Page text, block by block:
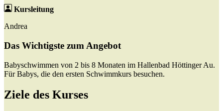
Kursleitung
Andrea
Das Wichtigste zum Angebot
Babyschwimmen von 2 bis 8 Monaten im Hallenbad Höttinger Au.
Für Babys, die den ersten Schwimmkurs besuchen.
Ziele des Kurses